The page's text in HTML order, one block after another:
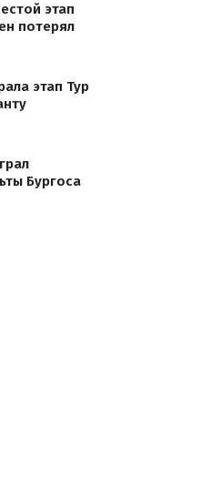
этап
потерял
этап Тур
Бургоса